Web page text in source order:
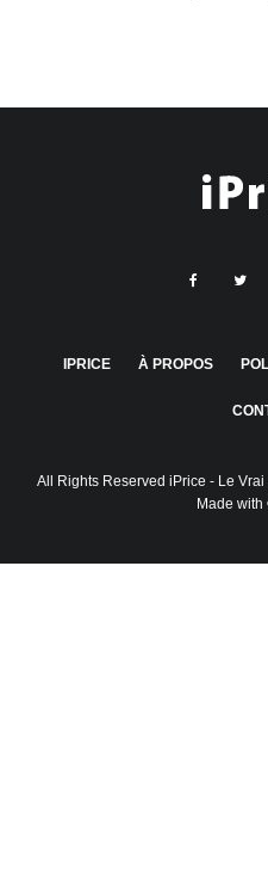
IPRICE À PROPOS
All Rights Reserved iPrice - Le
Made